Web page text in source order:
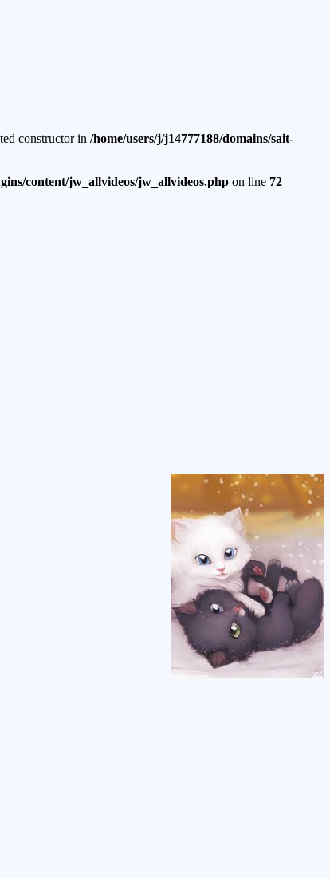
constructor in /home/users/j/j14777188/domains/sait-
content/jw_allvideos/jw_allvideos.php on line 72